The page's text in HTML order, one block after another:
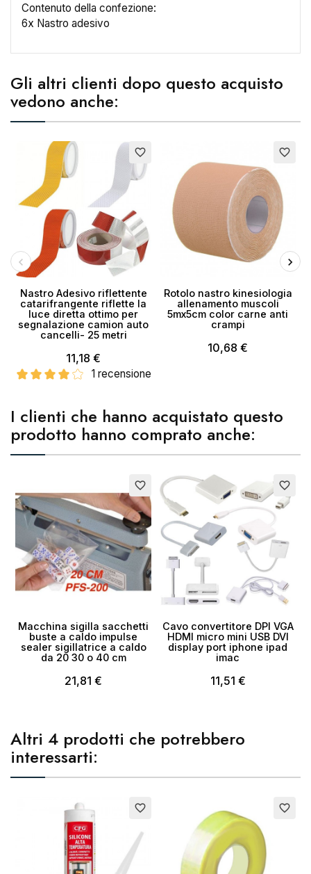
Contenuto della confezione:
6x Nastro adesivo
Gli altri clienti dopo questo acquisto
vedono anche:
favorite_border
Nastro Adesivo riflettente
catarifrangente riflette la
luce diretta ottimo per
segnalazione camion auto
cancelli- 25 metri
11,18 €
1 recensione
favorite_border
Rotolo nastro kinesiologia
allenamento muscoli
5mx5cm color carne anti
crampi
10,68 €
I clienti che hanno acquistato questo
prodotto hanno comprato anche:
favorite_border
Macchina sigilla sacchetti
buste a caldo impulse
sealer sigillatrice a caldo
da 20 30 o 40 cm
21,81 €
favorite_border
Cavo convertitore DPI VGA
HDMI micro mini USB DVI
display port iphone ipad
imac
11,51 €
Altri 4 prodotti che potrebbero
interessarti:
favorite_border favorite_border
Crea lista dei desideri ×
Nome lista dei desideri
Annulla